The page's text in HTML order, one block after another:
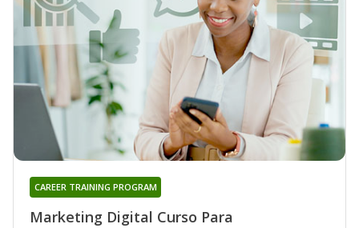
Marketing Digital Curso Para
CAREER TRAINING PROGRAM